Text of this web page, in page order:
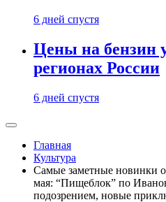
6 дней спустя
Цены на бензин
регионах России
6 дней спустя
Главная
Культура
Самые заметные новинки
мая: “Пищеблок” по
подозрением, новые